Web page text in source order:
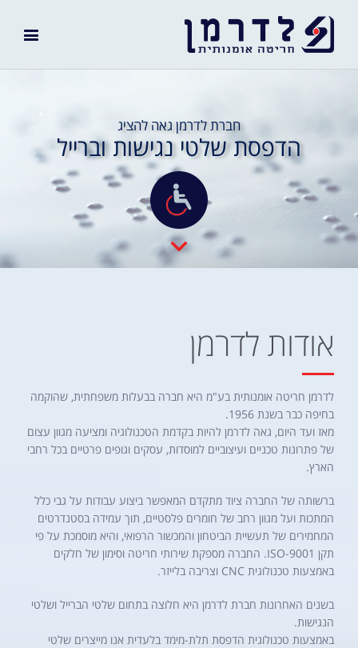
חברת לדרמן גאה להציג
הדפסת שלטי נגישות וברייל
אודות לדרמן
לדרמן חריטה אומנותית בע"מ היא חברה בבעלות משפחתית, שהוקמה
בחיפה כבר בשנת 1956.
מאז ועד היום, גאה לדרמן להיות בקדמת הטכנולוגיה ומציעה מגוון עצום
של פתרונות טכניים ועיצוביים למוסדות, עסקים וגופים פרטיים בכל רחבי
הארץ.
ברשותה של החברה ציוד מתקדם המאפשר ביצוע עבודות על גבי כלל
המתכות ועל מגוון רחב של חומרים פלסטיים, תוך עמידה בסטנדרטים
המחמירים של תעשיית הביטחון והמכשור הרפואי, והיא מוסמכת על פי
תקן ISO-9001. החברה מספקת שירותי חריטה וסימון של חלקים
באמצעות טכנולוגית CNC וצריבה בלייזר.
בשנים האחרונות חברת לדרמן היא חלוצה בתחום שלטי הברייל ושלטי
הנגישות.
באמצעות טכנולוגית הדפסת תלת-מימד בלעדית אנו מייצרים שלטי